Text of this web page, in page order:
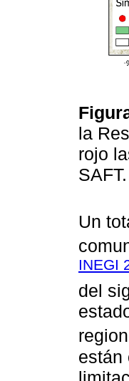
la
rojo
SAFT.
Un
INEGI
del
están